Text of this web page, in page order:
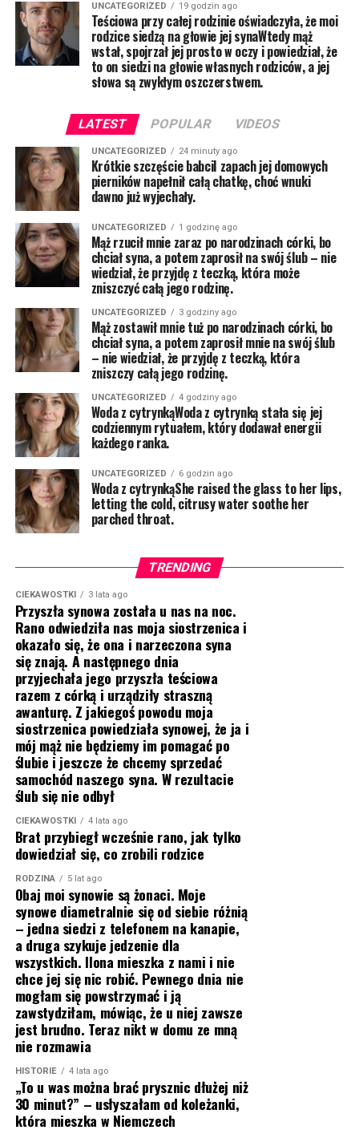
UNCATEGORIZED 19 godzin ago
Teściowa przy całej rodzinie oświadczyła, że moi
rodzice siedzą na głowie jej synaWtedy mąż
wstał, spojrzał jej prosto w oczy i powiedział, że
to on siedzi na głowie własnych rodziców, a jej
słowa są zwykłym oszczerstwem.
LATEST POPULAR VIDEOS
UNCATEGORIZED 24 minuty ago
Krótkie szczęście babciI zapach jej domowych
pierników napełnił całą chatkę, choć wnuki
dawno już wyjechały.
UNCATEGORIZED 1 godzinę ago
Mąż rzucił mnie zaraz po narodzinach córki, bo
chciał syna, a potem zaprosił na swój ślub – nie
wiedział, że przyjdę z teczką, która może
zniszczyć całą jego rodzinę.
UNCATEGORIZED 3 godziny ago
Mąż zostawił mnie tuż po narodzinach córki, bo
chciał syna, a potem zaprosił mnie na swój ślub
– nie wiedział, że przyjdę z teczką, która
zniszczy całą jego rodzinę.
UNCATEGORIZED 4 godziny ago
Woda z cytrynkąWoda z cytrynką stała się jej
codziennym rytuałem, który dodawał energii
każdego ranka.
UNCATEGORIZED 6 godzin ago
Woda z cytrynkąShe raised the glass to her lips,
letting the cold, citrusy water soothe her
parched throat.
TRENDING
CIEKAWOSTKI 3 lata ago
Przyszła synowa została u nas na noc.
Rano odwiedziła nas moja siostrzenica i
okazało się, że ona i narzeczona syna
się znają. A następnego dnia
przyjechała jego przyszła teściowa
razem z córką i urządziły straszną
awanturę. Z jakiegoś powodu moja
siostrzenica powiedziała synowej, że ja i
mój mąż nie będziemy im pomagać po
ślubie i jeszcze że chcemy sprzedać
samochód naszego syna. W rezultacie
ślub się nie odbył
CIEKAWOSTKI 4 lata ago
Brat przybiegł wcześnie rano, jak tylko
dowiedział się, co zrobili rodzice
RODZINA 5 lat ago
Obaj moi synowie są żonaci. Moje
synowe diametralnie się od siebie różnią
– jedna siedzi z telefonem na kanapie,
a druga szykuje jedzenie dla
wszystkich. Ilona mieszka z nami i nie
chce jej się nic robić. Pewnego dnia nie
mogłam się powstrzymać i ją
zawstydziłam, mówiąc, że u niej zawsze
jest brudno. Teraz nikt w domu ze mną
nie rozmawia
HISTORIE 4 lata ago
„To u was można brać prysznic dłużej niż
30 minut?” – usłyszałam od koleżanki,
która mieszka w Niemczech